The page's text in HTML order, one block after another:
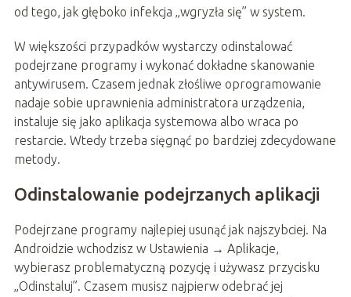
od tego, jak głęboko infekcja „wgryzła się” w system.
W większości przypadków wystarczy odinstalować
podejrzane programy i wykonać dokładne skanowanie
antywirusem. Czasem jednak złośliwe oprogramowanie
nadaje sobie uprawnienia administratora urządzenia,
instaluje się jako aplikacja systemowa albo wraca po
restarcie. Wtedy trzeba sięgnąć po bardziej zdecydowane
metody.
Odinstalowanie podejrzanych aplikacji
Podejrzane programy najlepiej usunąć jak najszybciej. Na
Androidzie wchodzisz w Ustawienia → Aplikacje,
wybierasz problematyczną pozycję i używasz przycisku
„Odinstaluj”. Czasem musisz najpierw odebrać jej